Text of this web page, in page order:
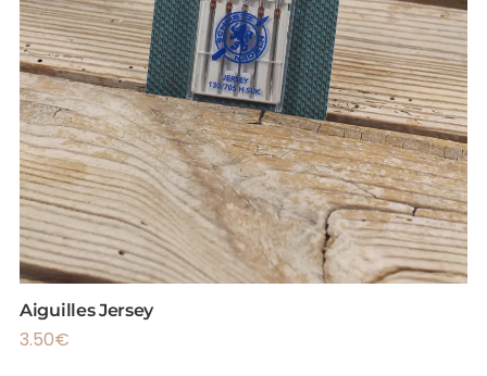
Aiguilles Jersey
3.50€